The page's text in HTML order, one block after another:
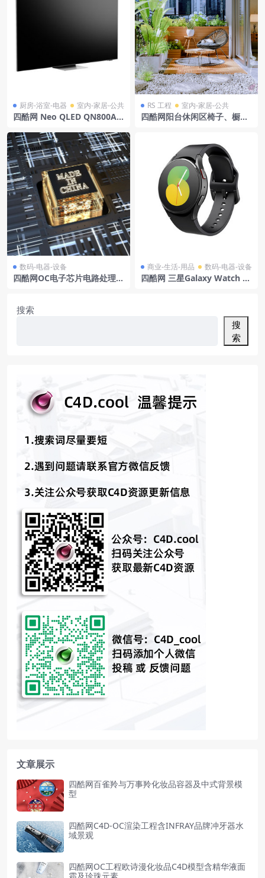
厨房-浴室-电器 室内-家居-公共
四酷网 Neo QLED QN800A
RS 工程 室内-家居-公共
四酷网阳台休闲区椅子、橱
数码-电器-设备
四酷网OC电子芯片电路处理器
商业-生活-用品 数码-电器-设备
四酷网 三星Galaxy Watch 5
搜索
搜
索
文章展示
四酷网百雀羚与万事羚化妆品容器及中式背景模
型
四酷网C4D-OC渲染工程含INFRAY品牌冲牙器水
域景观
四酷网OC工程欧诗漫化妆品C4D模型含精华液面